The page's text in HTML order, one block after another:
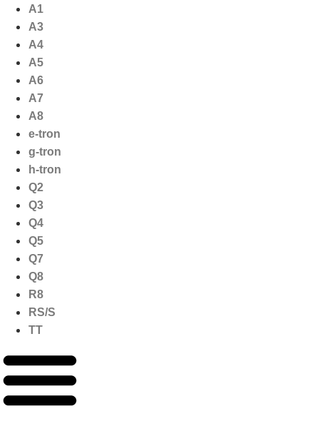
naar
inhoud
A1
A3
A4
A5
A6
A7
A8
e-tron
g-tron
h-tron
Q2
Q3
Q4
Q5
Q7
Q8
R8
RS/S
TT